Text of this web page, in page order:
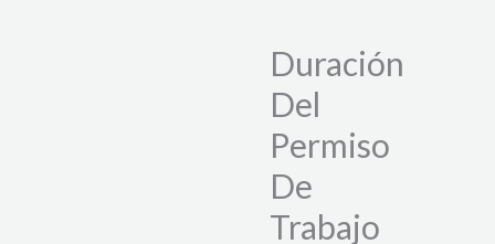
Duración
Del
Permiso
De
Trabajo